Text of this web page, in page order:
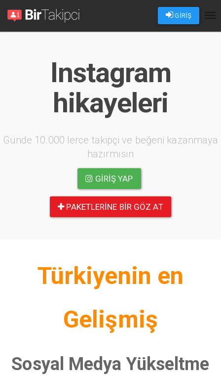
GİRİŞ
Instagram
hikayeleri
Günde 10.000 lerce takipçi ve beğeni kazanmaya
hazırmısın
GIRIŞ YAP
PAKETLERINE BIR GÖZ AT
Türkiyenin en
Gelişmiş
Sosyal Medya Yükseltme